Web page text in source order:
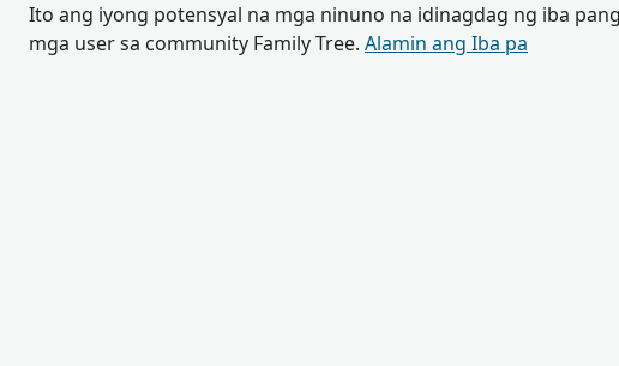
Ito ang iyong potensyal na mga ninuno na idinagdag ng iba pang
mga user sa community Family Tree. Alamin ang Iba pa